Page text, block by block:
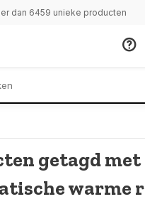
unieke producten
getagd met
warme